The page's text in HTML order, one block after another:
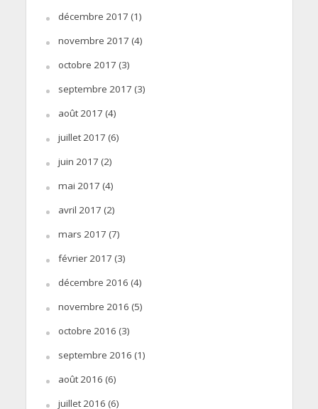
décembre 2017 (1)
novembre 2017 (4)
octobre 2017 (3)
septembre 2017 (3)
août 2017 (4)
juillet 2017 (6)
juin 2017 (2)
mai 2017 (4)
avril 2017 (2)
mars 2017 (7)
février 2017 (3)
décembre 2016 (4)
novembre 2016 (5)
octobre 2016 (3)
septembre 2016 (1)
août 2016 (6)
juillet 2016 (6)